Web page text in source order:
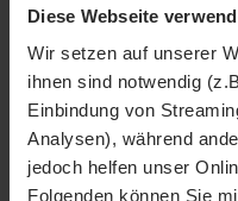
Diese Webseite
Wir setzen auf unserer
ihnen sind notwendig
Einbindung von
Analysen), während
jedoch helfen unser
Folgenden können Sie
Gehaltsvorstellung und
Jetzt bewerben
Deine Ansprechperson